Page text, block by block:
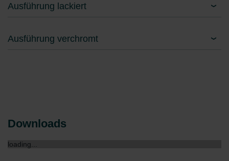
Ausführung lackiert
Ausführung verchromt
Downloads
loading...